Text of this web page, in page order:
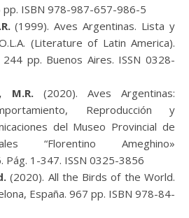
pp. ISBN 978-987-657-986-5
(1999). Aves Argentinas. Lista y
(Literature of Latin America).
244 pp. Buenos Aires. ISSN 0328-
M.R.(2020). Aves Argentinas:
Reproducción y
del Museo Provincial de
“Florentino Ameghino»
Pág. 1-347. ISSN 0325-3856
(2020). All the Birds of the World.
España. 967 pp. ISBN 978-84-